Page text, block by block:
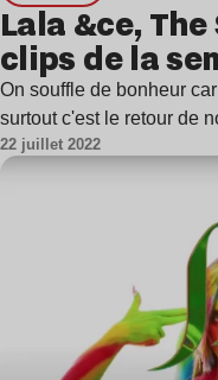
Lala &ce,
clips de la
On souffle de bonheur
surtout c'est le retour de
22 juillet 2022